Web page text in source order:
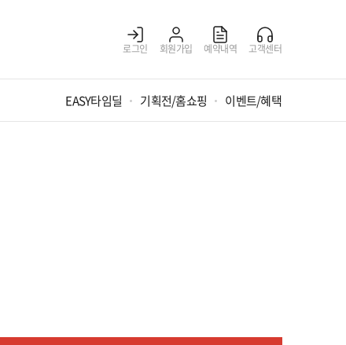
로그인 회원가입 예약내역 고객센터
EASY타임딜 기획전/홈쇼핑 이벤트/혜택